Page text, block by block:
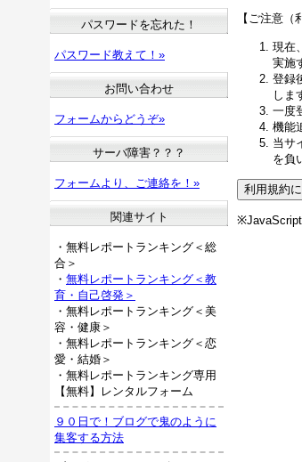
【ご注意（
現在
実施
登録
しま
一度
機能
当サ
を負
※JavaScript
パスワードを忘れた！
パスワード教えて！»
お問い合わせ
フォームからどうぞ»
サーバ障害？？？
フォームより、ご連絡を！»
関連サイト
・無料レポートランキング＜総
合＞
・ 無料レポートランキング＜教
育・自己啓発＞
・無料レポートランキング＜美
容・健康＞
・無料レポートランキング＜恋
愛・結婚＞
・無料レポートランキング専用
【無料】レンタルフォーム
９０日で！ブログで鬼のように
集客する方法